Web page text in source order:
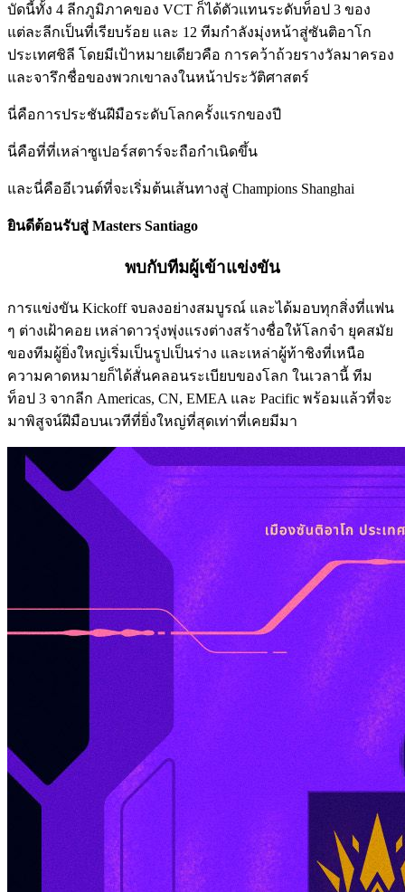
บัดนี้ทั้ง 4 ลีกภูมิภาคของ VCT ก็ได้ตัวแทนระดับท็อป 3 ของ
แต่ละลีกเป็นที่เรียบร้อย และ 12 ทีมกำลังมุ่งหน้าสู่ซันติอาโก
ประเทศชิลี โดยมีเป้าหมายเดียวคือ การคว้าถ้วยรางวัลมาครอง
และจารึกชื่อของพวกเขาลงในหน้าประวัติศาสตร์
นี่คือการประชันฝีมือระดับโลกครั้งแรกของปี
นี่คือที่ที่เหล่าซูเปอร์สตาร์จะถือกำเนิดขึ้น
และนี่คืออีเวนต์ที่จะเริ่มต้นเส้นทางสู่ Champions Shanghai
ยินดีต้อนรับสู่ Masters Santiago
พบกับทีมผู้เข้าแข่งขัน
การแข่งขัน Kickoff จบลงอย่างสมบูรณ์ และได้มอบทุกสิ่งที่แฟน
ๆ ต่างเฝ้าคอย เหล่าดาวรุ่งพุ่งแรงต่างสร้างชื่อให้โลกจำ ยุคสมัย
ของทีมผู้ยิ่งใหญ่เริ่มเป็นรูปเป็นร่าง และเหล่าผู้ท้าชิงที่เหนือ
ความคาดหมายก็ได้สั่นคลอนระเบียบของโลก ในเวลานี้ ทีม
ท็อป 3 จากลีก Americas, CN, EMEA และ Pacific พร้อมแล้วที่จะ
มาพิสูจน์ฝีมือบนเวทีที่ยิ่งใหญ่ที่สุดเท่าที่เคยมีมา